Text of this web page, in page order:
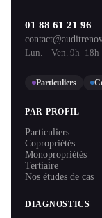
01 88 61 21 96
Lun. – Ven. 9h–18h
Particuliers
PAR PROFIL
Particuliers
Copropriétés
Monopropriétés
Tertiaire
Nos études de cas
DIAGNOSTICS